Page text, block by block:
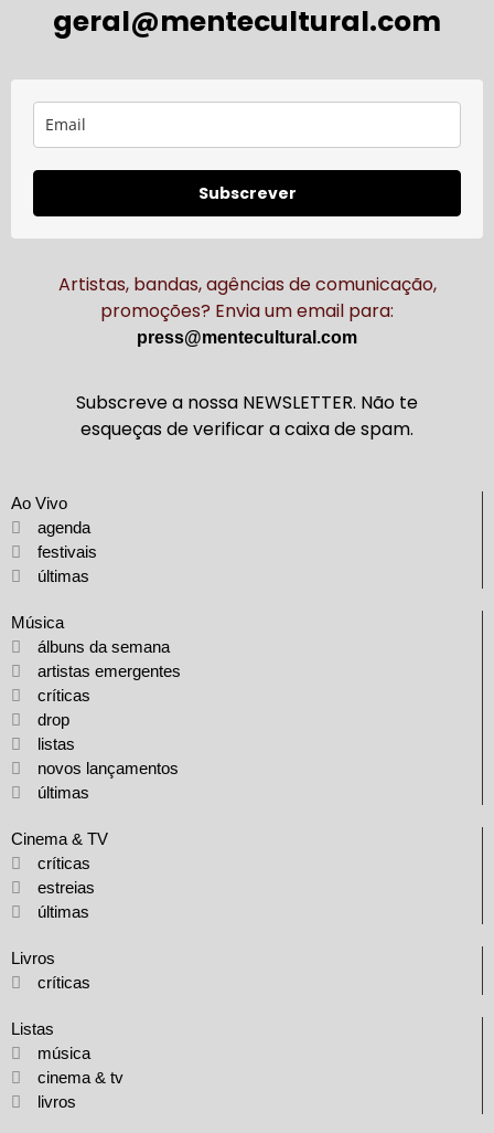
geral@mentecultural.com
Subscrever
Artistas, bandas, agências de comunicação,
promoções? Envia um email para:
press@mentecultural.com
Subscreve a nossa NEWSLETTER. Não te
esqueças de verificar a caixa de spam.
Ao Vivo
agenda
festivais
últimas
Música
álbuns da semana
artistas emergentes
críticas
drop
listas
novos lançamentos
últimas
Cinema & TV
críticas
estreias
últimas
Livros
críticas
Listas
música
cinema & tv
livros